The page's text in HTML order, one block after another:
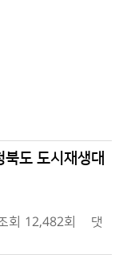
도 도시재생대
회 12,482회
댓